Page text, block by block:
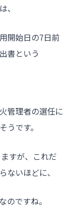
ツビ
、
開始日の7日前
書という
管理者の選任に
うです。
すが、これだ
ないほどに、
のですね。